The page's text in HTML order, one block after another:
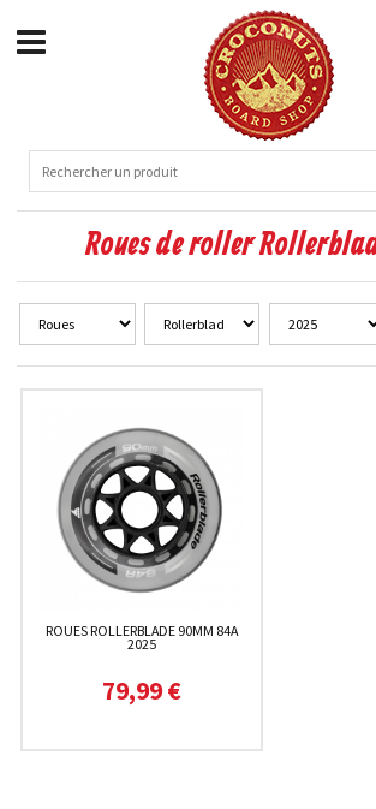
Roues de roller
ROUES ROLLERBLADE 90MM 84A
2025
79,99 €